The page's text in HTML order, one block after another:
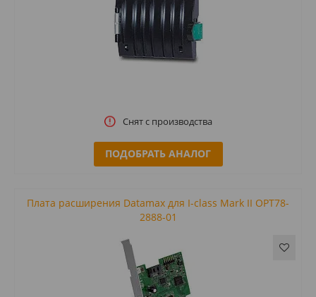
Снят с производства
ПОДОБРАТЬ АНАЛОГ
Плата расширения Datamax для I-class Mark II OPT78-
2888-01